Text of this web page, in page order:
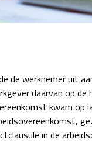
de werknemer uit
daarvan op
kwam
in de